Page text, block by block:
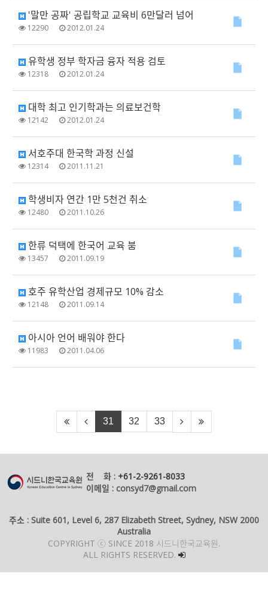
'말만 공짜' 공립학교 교육비 6만달러 넘어
12290 2012.01.24
유학생 정부 학자금 융자 적용 검토
12318 2012.01.24
대학 최고 인기학과는 의료보건학
12142 2012.01.24
서호주대 한국학 과정 신설
12314 2011.11.21
학생비자 연간 1만 5천건 취소
12480 2011.10.26
한류 덕택에 한국어 교육 붐
13457 2011.09.19
호주 유학산업 경제규모 10% 감소
12148 2011.09.14
아시아 언어 배워야 한다
11983 2011.04.06
31 32 33
전 화 : +61-2-9261-8033
이메일 : consyd7@gmail.com
주소 : Suite 601, Level 6, 287 Elizabeth Street, Sydney, NSW 2000
Australia
COPYRIGHT ⓒ SINCE 2018 시드니한국교육원.
ALL RIGHTS RESERVED.